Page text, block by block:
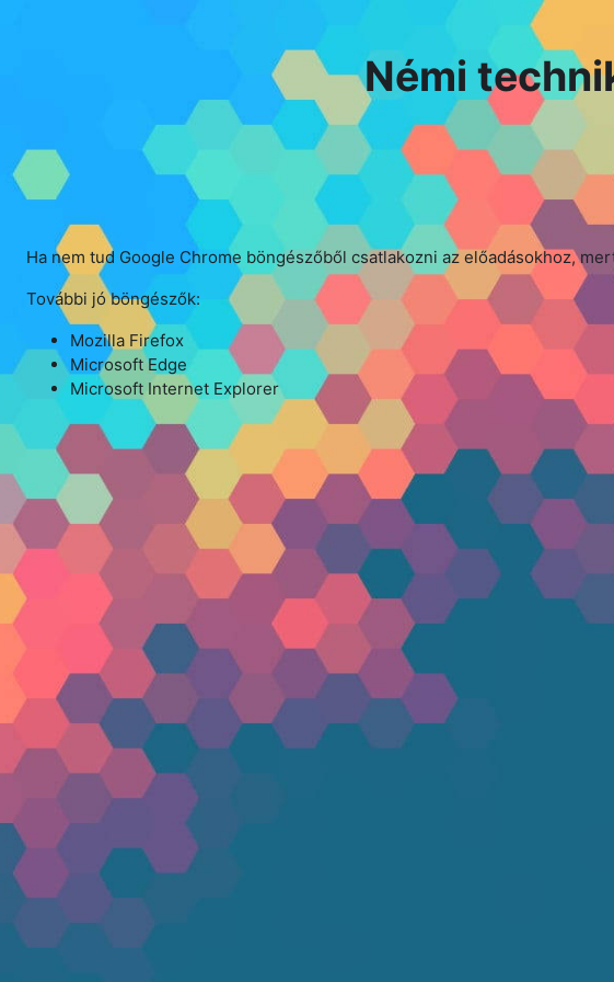
Némi
Ha nem tud Google Chrome böngészőből csatlakozni az előadásokhoz,
További jó böngészők:
Mozilla Firefox
Microsoft Edge
Microsoft Internet Explorer